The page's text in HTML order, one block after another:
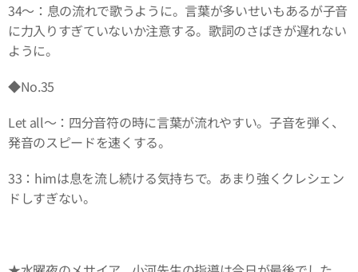
34～：息の流れで歌うように。言葉が多いせいもあるが子音
に力入りすぎていないか注意する。歌詞のさばきが遅れない
ように。
◆No.35
Let all～：四分音符の時に言葉が流れやすい。子音を弾く、
発音のスピードを速くする。
33：himは息を流し続ける気持ちで。あまり強くクレシェン
ドしすぎない。